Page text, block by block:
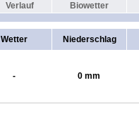
Verlauf Biowetter
Wetter Niederschlag
- 0 mm